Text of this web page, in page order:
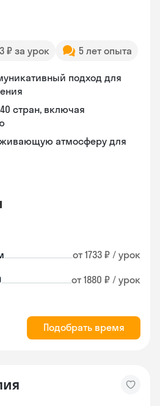
₽ за урок 5 лет опыта
подход для
стран, включая
атмосферу для
от 1733 ₽ / урок
от 1880 ₽ / урок
Подобрать время